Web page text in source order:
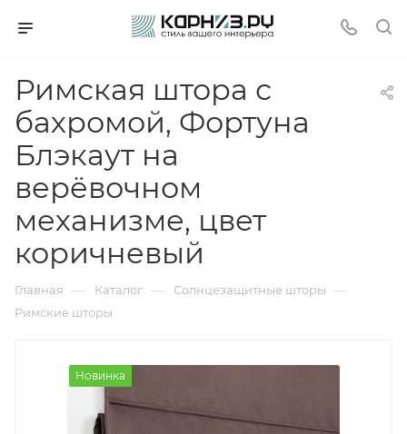
Римская штора с
бахромой, Фортуна
Блэкаут на
верёвочном
механизме, цвет
коричневый
Главная — Каталог — Солнцезащитные шторы —
Римские шторы
Новинка